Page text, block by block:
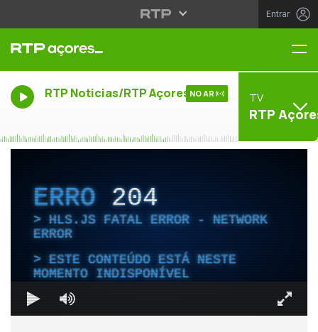
Entrar
RTP Noticias/RTP Açores NO AR TV
RTP
ERRO204
HLS.JS FATAL ERROR - NETWORK
ERROR
ESTE CONTEÚDO ESTÁ NESTE
MOMENTO INDISPONÍVEL